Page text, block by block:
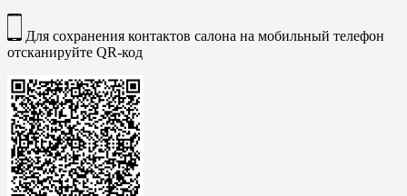
Для сохранения контактов салона на мобильный телефон
отсканируйте QR-код